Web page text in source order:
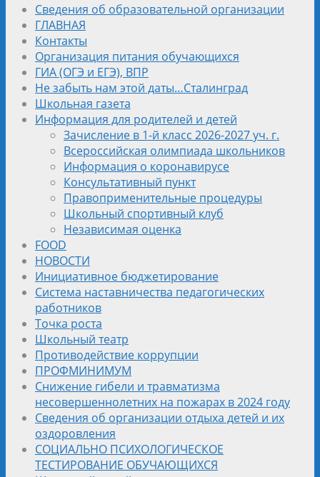
Сведения об образовательной организации
ГЛАВНАЯ
Контакты
Организация питания обучающихся
ГИА (ОГЭ и ЕГЭ), ВПР
Не забыть нам этой даты…Сталинград
Школьная газета
Информация для родителей и детей
Зачисление в 1-й класс 2026-2027 уч. г.
Всероссийская олимпиада школьников
Информация о коронавирусе
Консультативный пункт
Правоприменительные процедуры
Школьный спортивный клуб
Независимая оценка
FOOD
НОВОСТИ
Инициативное бюджетирование
Система наставничества педагогических
работников
Точка роста
Школьный театр
Противодействие коррупции
ПРОФМИНИМУМ
Снижение гибели и травматизма
несовершеннолетних на пожарах в 2024 году
Сведения об организации отдыха детей и их
оздоровления
СОЦИАЛЬНО ПСИХОЛОГИЧЕСКОЕ
ТЕСТИРОВАНИЕ ОБУЧАЮЩИХСЯ